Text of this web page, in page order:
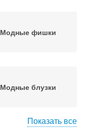
Модные фишки
Модные блузки
Показать все